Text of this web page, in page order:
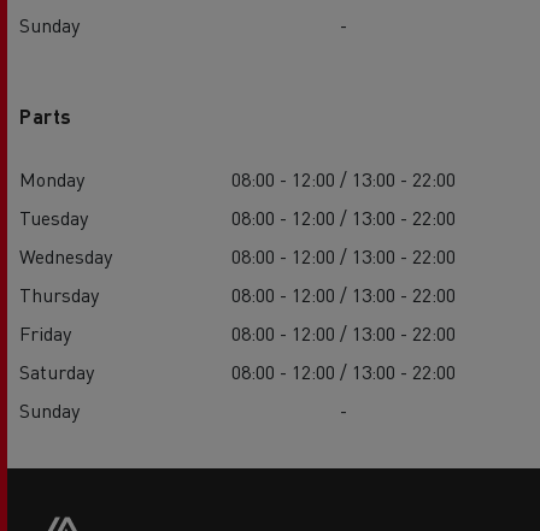
Sunday
-
Parts
Monday
08:00 - 12:00 / 13:00 - 22:00
Tuesday
08:00 - 12:00 / 13:00 - 22:00
Wednesday
08:00 - 12:00 / 13:00 - 22:00
Thursday
08:00 - 12:00 / 13:00 - 22:00
Friday
08:00 - 12:00 / 13:00 - 22:00
Saturday
08:00 - 12:00 / 13:00 - 22:00
Sunday
-